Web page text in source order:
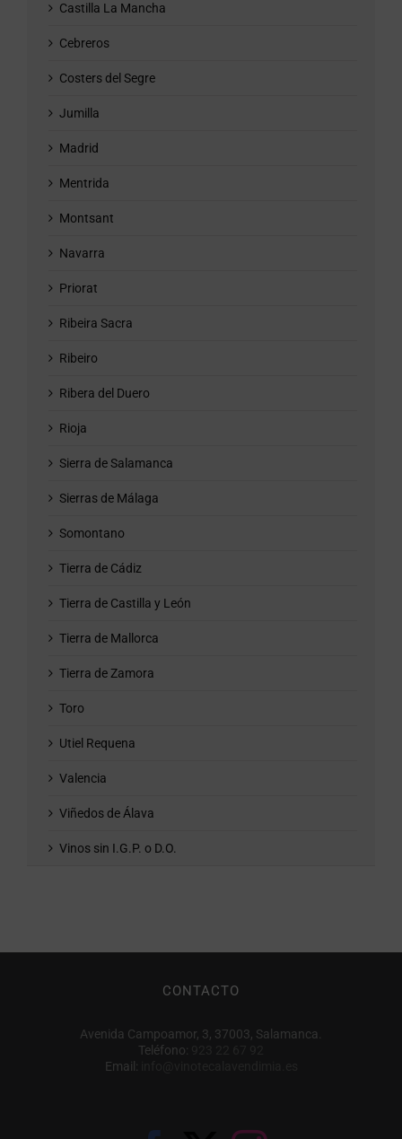
Castilla La Mancha
Cebreros
Costers del Segre
Jumilla
Madrid
Mentrida
Montsant
Navarra
Priorat
Ribeira Sacra
Ribeiro
Ribera del Duero
Rioja
Sierra de Salamanca
Sierras de Málaga
Somontano
Tierra de Cádiz
Tierra de Castilla y León
Tierra de Mallorca
Tierra de Zamora
Toro
Utiel Requena
Valencia
Viñedos de Álava
Vinos sin I.G.P. o D.O.
CONTACTO
Avenida Campoamor, 3, 37003, Salamanca.
Teléfono:
Email: